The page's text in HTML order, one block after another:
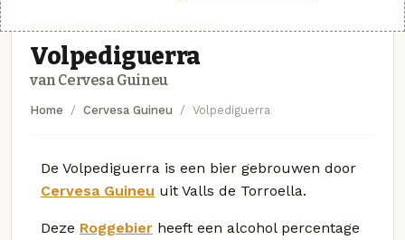
Volpediguerra
van Cervesa Guineu
Home Cervesa Guineu Volpediguerra
De Volpediguerra is een bier gebrouwen door
Cervesa Guineu uit Valls de Torroella.
Deze Roggebier heeft een alcohol percentage